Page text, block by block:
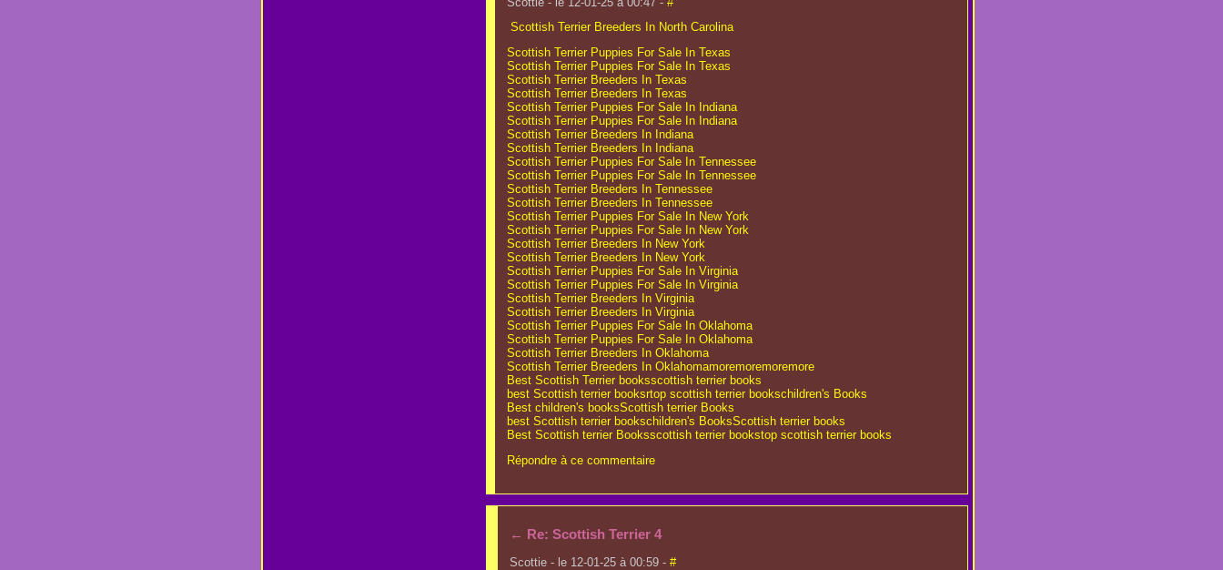
Scottish Terrier Breeders In North Carolina
Scottish Terrier Puppies For Sale In Texas
Scottish Terrier Puppies For Sale In Texas
Scottish Terrier Breeders In Texas
Scottish Terrier Breeders In Texas
Scottish Terrier Puppies For Sale In Indiana
Scottish Terrier Puppies For Sale In Indiana
Scottish Terrier Breeders In Indiana
Scottish Terrier Breeders In Indiana
Scottish Terrier Puppies For Sale In Tennessee
Scottish Terrier Puppies For Sale In Tennessee
Scottish Terrier Breeders In Tennessee
Scottish Terrier Breeders In Tennessee
Scottish Terrier Puppies For Sale In New York
Scottish Terrier Puppies For Sale In New York
Scottish Terrier Breeders In New York
Scottish Terrier Breeders In New York
Scottish Terrier Puppies For Sale In Virginia
Scottish Terrier Puppies For Sale In Virginia
Scottish Terrier Breeders In Virginia
Scottish Terrier Breeders In Virginia
Scottish Terrier Puppies For Sale In Oklahoma
Scottish Terrier Puppies For Sale In Oklahoma
Scottish Terrier Breeders In Oklahoma
Scottish Terrier Breeders In Oklahomamoremoremoremore
Best Scottish Terrier booksscottish terrier books
best Scottish terrier booksrtop scottish terrier bookschildren's Books
Best children's booksScottish terrier Books
best Scottish terrier bookschildren's BooksScottish terrier books
Best Scottish terrier Booksscottish terrier bookstop scottish terrier books
Répondre à ce commentaire
← Re: Scottish Terrier 4
Scottie - le 12-01-25 à 00:59 - #